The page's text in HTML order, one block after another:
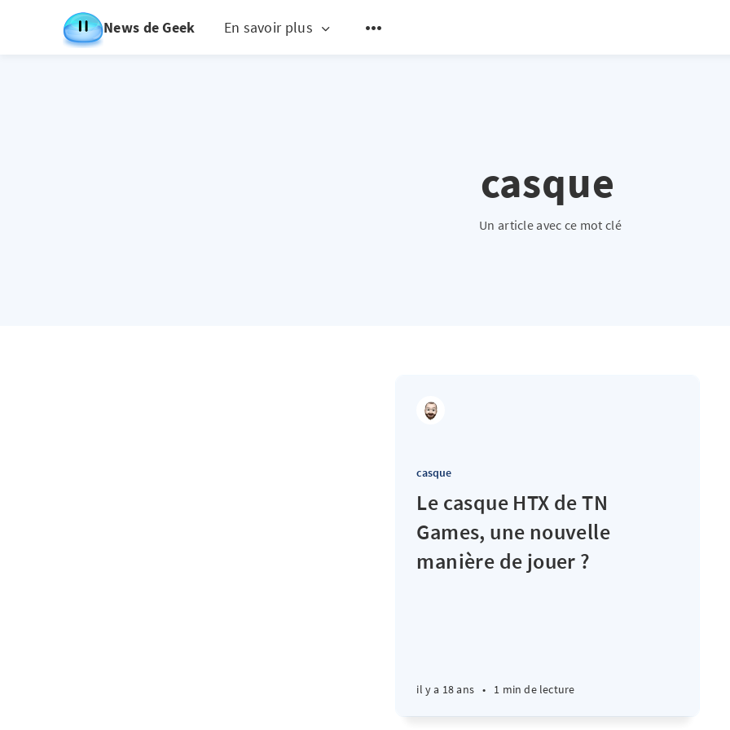
News de Geek En savoir plus
casque
Un article avec ce mot clé
casque
Le casque HTX de TN
Games, une nouvelle
manière de jouer ?
il y a 18 ans • 1 min de lecture